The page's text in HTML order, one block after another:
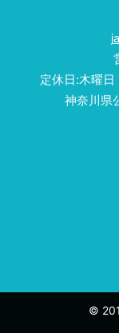
定休日:木曜
神奈川県
©